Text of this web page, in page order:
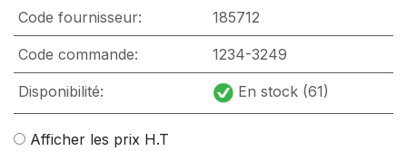
Code fournisseur: 185712
Code commande: 1234-3249
Disponibilité: En stock (61)
Afficher les prix H.T